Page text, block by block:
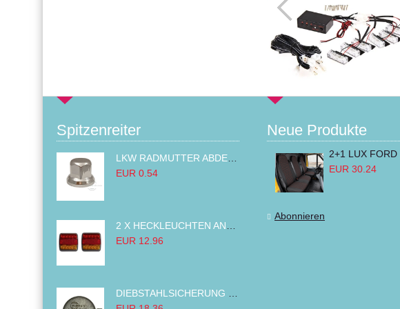
Spitzenreiter
LKW RADMUTTER ABDECKKAPPEN SECHSKANT KAPPEN FELGEN BOLZENABDECKUNGEN CHROM 32MM
EUR 0.54
2 X HECKLEUCHTEN ANHÄNGER RÜCKLEUCHTE,LKW RÜCKLEUCHTE, LINKS RECHTS 14LED 12V
EUR 12.96
DIEBSTAHLSICHERUNG TANK TANKDECKEL DIESELTANK KRAFTSTOFFTANKDECKEL VERRIEGELUNG PASSEND FÜR LKW PKW TRAKTOREN BAGGER 80MM
Neue Produkte
EUR 30.24
Abonnieren